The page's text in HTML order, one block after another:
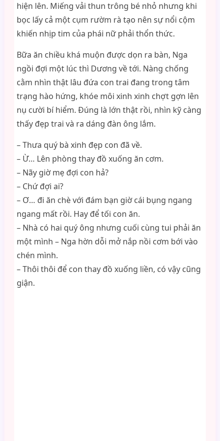
hiện lên. Miếng vải thun trông bé nhỏ nhưng khi
bọc lấy cả một cụm rườm rà tạo nên sự nổi cộm
khiến nhịp tim của phái nữ phải thổn thức.
Bữa ăn chiều khá muộn được dọn ra bàn, Nga
ngồi đợi một lúc thì Dương về tới. Nàng chống
cằm nhìn thật lâu đứa con trai đang trong tâm
trạng hào hứng, khóe môi xinh xinh chợt gợn lên
nụ cười bí hiểm. Đúng là lớn thật rồi, nhìn kỹ càng
thấy đẹp trai và ra dáng đàn ông lắm.
– Thưa quý bà xinh đẹp con đã về.
– Ừ… Lên phòng thay đồ xuống ăn cơm.
– Nãy giờ mẹ đợi con hả?
– Chứ đợi ai?
– Ơ… đi ăn chè với đám bạn giờ cái bụng ngang
ngang mất rồi. Hay để tối con ăn.
– Nhà có hai quý ông nhưng cuối cùng tui phải ăn
một mình – Nga hờn dỗi mở nắp nồi cơm bới vào
chén mình.
– Thôi thôi để con thay đồ xuống liền, có vậy cũng
giận.